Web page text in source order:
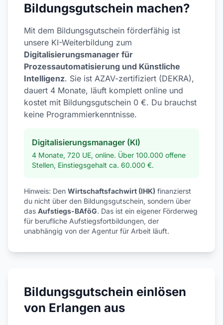
Bildungsgutschein machen?
Mit dem Bildungsgutschein förderfähig ist
unsere KI-Weiterbildung zum
Digitalisierungsmanager für
Prozessautomatisierung und Künstliche
Intelligenz. Sie ist AZAV-zertifiziert (DEKRA),
dauert 4 Monate, läuft komplett online und
kostet mit Bildungsgutschein 0 €. Du brauchst
keine Programmierkenntnisse.
Digitalisierungsmanager (KI)
4 Monate, 720 UE, online. Über 100.000 offene
Stellen, Einstiegsgehalt ca. 60.000 €.
Hinweis: Den Wirtschaftsfachwirt (IHK) finanzierst
du nicht über den Bildungsgutschein, sondern über
das Aufstiegs-BAföG. Das ist ein eigener Förderweg
für berufliche Aufstiegsfortbildungen, der
unabhängig von der Agentur für Arbeit läuft.
Bildungsgutschein einlösen
von Erlangen aus